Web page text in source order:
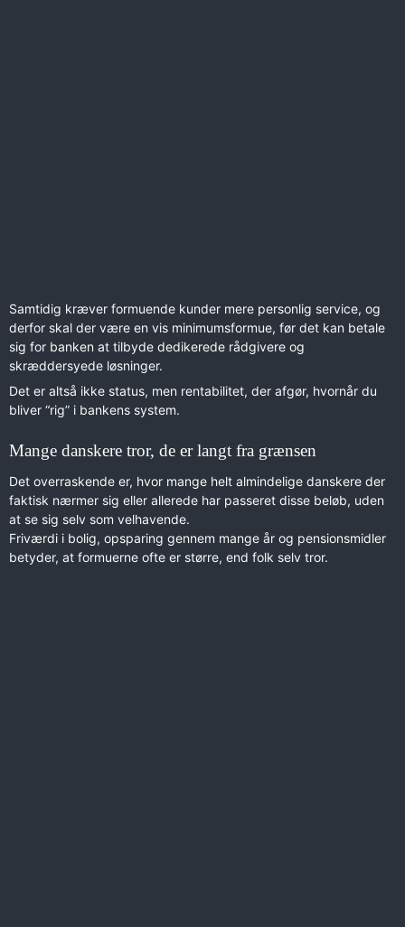
Samtidig kræver formuende kunder mere personlig service, og
derfor skal der være en vis minimumsformue, før det kan betale
sig for banken at tilbyde dedikerede rådgivere og
skræddersyede løsninger.
Det er altså ikke status, men rentabilitet, der afgør, hvornår du
bliver “rig” i bankens system.
Mange danskere tror, de er langt fra grænsen
Det overraskende er, hvor mange helt almindelige danskere der
faktisk nærmer sig eller allerede har passeret disse beløb, uden
at se sig selv som velhavende.
Friværdi i bolig, opsparing gennem mange år og pensionsmidler
betyder, at formuerne ofte er større, end folk selv tror.